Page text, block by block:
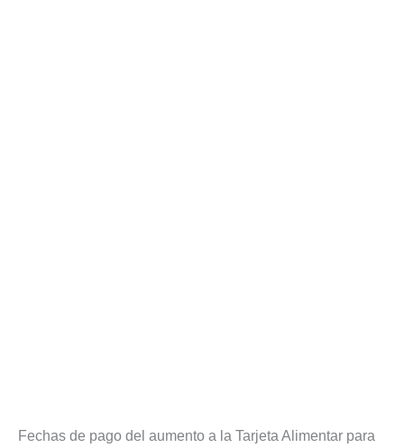
Fechas de pago del aumento a la Tarjeta Alimentar para